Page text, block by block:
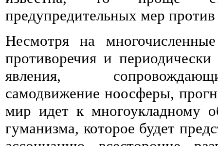
предупредительных мер против
Несмотря на
противоречия и
явления,
самодвижение ноосферы,
мир идет к многоукладному
гуманизма, которое будет